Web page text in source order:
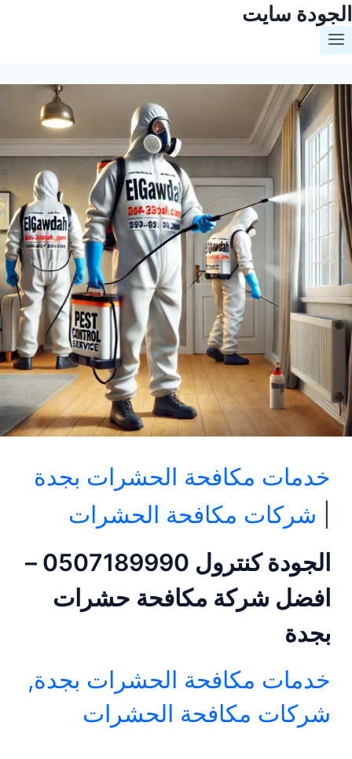
الجودة سايت
خدمات مكافحة الحشرات بجدة
شركات مكافحة الحشرات
الجودة كنترول 0507189990 –
افضل شركة مكافحة حشرات
بجدة
خدمات مكافحة الحشرات بجدة,
شركات مكافحة الحشرات